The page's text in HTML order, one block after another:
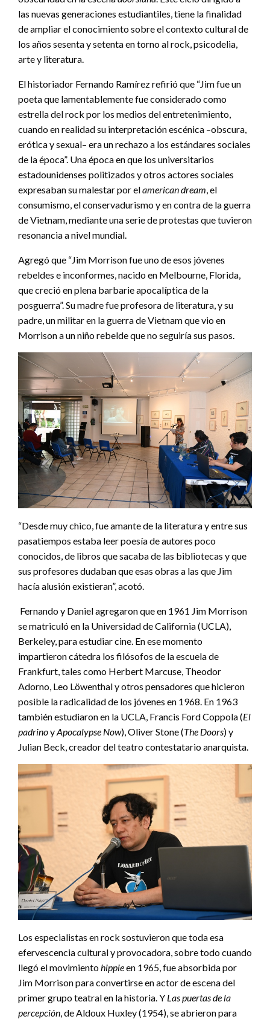
las nuevas generaciones estudiantiles, tiene la finalidad
de ampliar el conocimiento sobre el contexto cultural de
los años sesenta y setenta en torno al rock, psicodelia,
arte y literatura.
El historiador Fernando Ramírez refirió que “Jim fue un
poeta que lamentablemente fue considerado como
estrella del rock por los medios del entretenimiento,
cuando en realidad su interpretación escénica –obscura,
erótica y sexual– era un rechazo a los estándares sociales
de la época”. Una época en que los universitarios
estadounidenses politizados y otros actores sociales
expresaban su malestar por elamerican dream, el
consumismo, el conservadurismo y en contra de la guerra
de Vietnam, mediante una serie de protestas que tuvieron
resonancia a nivel mundial.
Agregó que “Jim Morrison fue uno de esos jóvenes
rebeldes e inconformes, nacido en Melbourne, Florida,
que creció en plena barbarie apocalíptica de la
posguerra”. Su madre fue profesora de literatura, y su
padre, un militar en la guerra de Vietnam que vio en
Morrison a un niño rebelde que no seguiría sus pasos.
“Desde muy chico, fue amante de la literatura y entre sus
pasatiempos estaba leer poesía de autores poco
conocidos, de libros que sacaba de las bibliotecas y que
sus profesores dudaban que esas obras a las que Jim
hacía alusión existieran”, acotó.
Fernando y Daniel agregaron que en 1961 Jim Morrison
se matriculó en la Universidad de California (UCLA),
Berkeley, para estudiar cine. En ese momento
impartieron cátedra los filósofos de la escuela de
Frankfurt, tales como Herbert Marcuse, Theodor
Adorno, Leo Löwenthal y otros pensadores que hicieron
posible la radicalidad de los jóvenes en 1968. En 1963
también estudiaron en la UCLA, Francis Ford Coppola (El
padrinoyApocalypse Now), Oliver Stone (The Doors) y
Julian Beck, creador del teatro contestatario anarquista.
Los especialistas en rock sostuvieron que toda esa
efervescencia cultural y provocadora, sobre todo cuando
llegó el movimientohippieen 1965, fue absorbida por
Jim Morrison para convertirse en actor de escena del
primer grupo teatral en la historia. Y Las puertas de la
percepción, de Aldoux Huxley (1954), se abrieron para